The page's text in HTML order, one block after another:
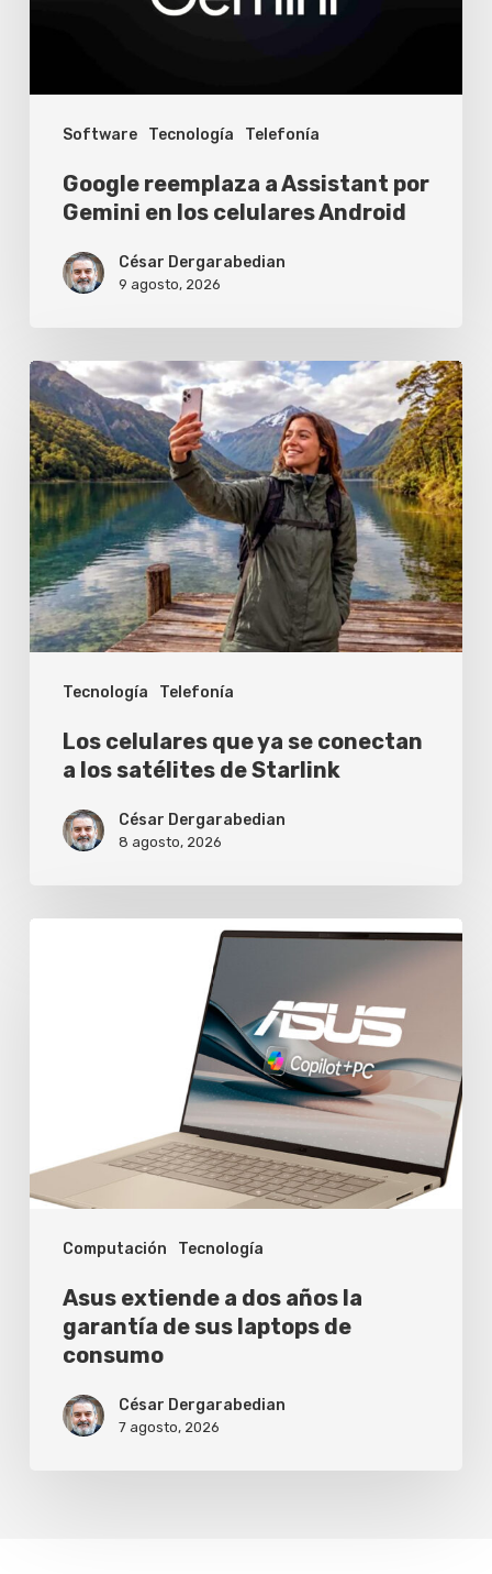
Software Tecnología Telefonía
celulares
Android
Google reemplaza a Assistant por
Gemini en los celulares Android
César Dergarabedian
9 agosto, 2026
Tecnología Telefonía
Los
celulares
que
ya
se
conectan
a
los
satélites
StarlinkLos celulares que ya se conectan
a los satélites de Starlink
César Dergarabedian
8 agosto, 2026
Computación Tecnología
de
laptops
consumo
Asus extiende a dos años la
garantía de sus laptops de
consumo
César Dergarabedian
7 agosto, 2026